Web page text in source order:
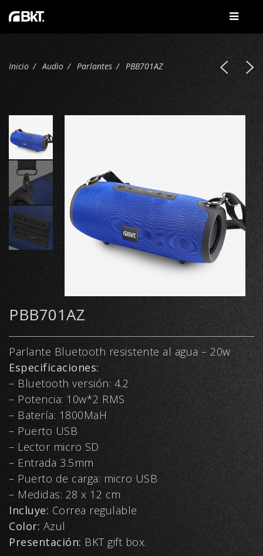
Inicio Audio Parlantes PBB701AZ
PBB701AZ
Parlante Bluetooth resistente al agua – 20w
Especificaciones:
– Bluetooth versión: 4.2
– Potencia: 10w*2 RMS
– Batería: 1800MaH
– Puerto USB
– Lector micro SD
– Entrada 3.5mm
– Puerto de carga: micro USB
– Medidas: 28 x 12 cm
Incluye: Correa regulable
Color: Azul
Presentación: BKT gift box.